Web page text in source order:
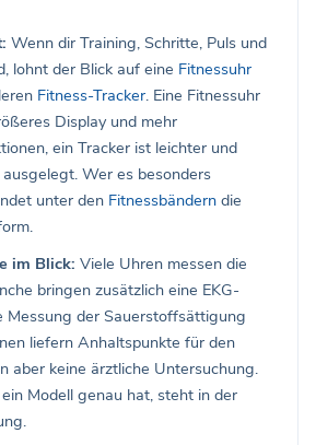
Wenn dir Training, Schritte, Puls und
lohnt der Blick auf eine Fitnessuhr
Fitness-Tracker. Eine Fitnessuhr
Display und mehr
ein Tracker ist leichter und
Wer es besonders
unter den Fitnessbändern die
im Blick: Viele Uhren messen die
bringen zusätzlich eine EKG-
Messung der Sauerstoffsättigung
liefern Anhaltspunkte für den
aber keine ärztliche Untersuchung.
Modell genau hat, steht in der